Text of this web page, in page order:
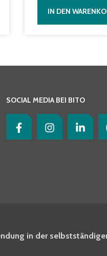
IN DEN
SOCIAL MEDIA BEI BITO
in der